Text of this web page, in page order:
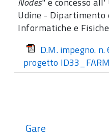
Udine - Dipartimento
Informatiche e
D.M. impegno.
progetto
Gare